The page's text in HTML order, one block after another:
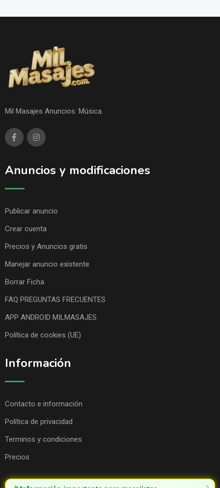
Mil Masajes Anuncios. Música.
Anuncios y modificaciones
Publicar anuncio
Crear cuenta
Precios y Anuncios gratis
Manejar anuncio existente
Borrar Ficha
FAQ PREGUNTAS FRECUENTES
APP ANDROID MILMASAJES
Política de cookies (UE)
Información
Contacto e información
Política de privacidad
Terminos y condiciones
Precios